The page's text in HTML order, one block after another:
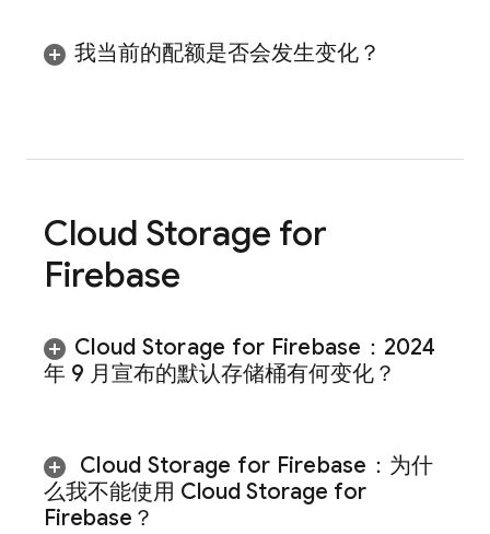
我当前的配额是否会发生变化？
Cloud Storage for
Firebase
Cloud Storage for Firebase ： 2024
年 9 月宣布的默认存储桶有何变化？
Cloud Storage for Firebase ：为什
么我不能使用 Cloud Storage for
Firebase ？